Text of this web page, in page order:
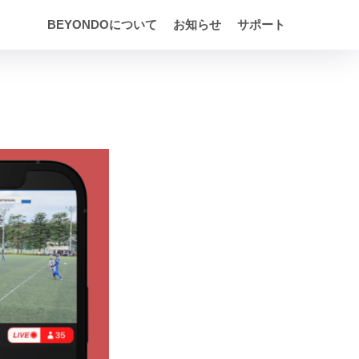
BEYONDOについて お知らせ サポート